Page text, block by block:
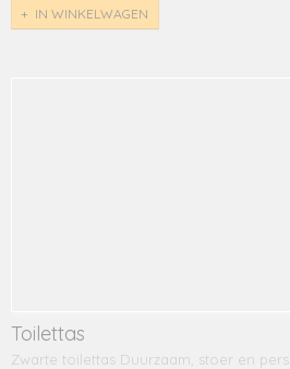
IN WINKELWAGEN
Toilettas
Zwarte toilettas Duurzaam, stoer en